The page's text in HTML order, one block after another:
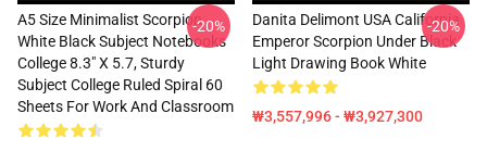
A5 Size Minimalist Scorpion
White Black Subject Notebooks
College 8.3" X 5.7, Sturdy
Subject College Ruled Spiral 60
Sheets For Work And Classroom
-20%
Danita Delimont USA California
Emperor Scorpion Under Black
Light Drawing Book White
₩3,557,996 - ₩3,927,300
-20%